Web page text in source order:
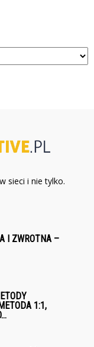
sieci i nie tylko.
I ZWROTNA –
1:1,